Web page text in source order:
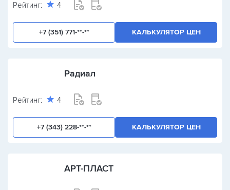
Рейтинг: 4
+7 (351) 771-**-** КАЛЬКУЛЯТОР ЦЕН
Радиал
Рейтинг: 4
+7 (343) 228-**-** КАЛЬКУЛЯТОР ЦЕН
АРТ-ПЛАСТ